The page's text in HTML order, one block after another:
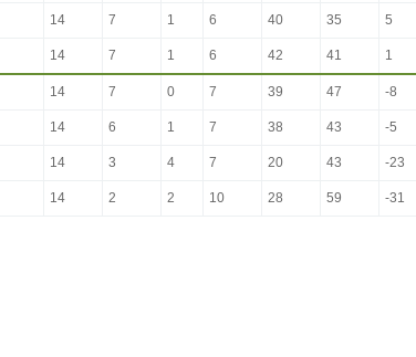
14 7 1 6 40 35 5
14 7 1 6 42 41 1
14 7 0 7 39 47 -8
14 6 1 7 38 43 -5
14 3 4 7 20 43 -23
14 2 2 10 28 59 -31